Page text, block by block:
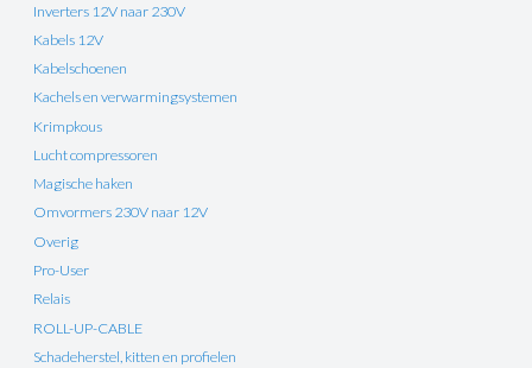
Inverters 12V naar 230V
Kabels 12V
Kabelschoenen
Kachels en verwarmingsystemen
Krimpkous
Lucht compressoren
Magische haken
Omvormers 230V naar 12V
Overig
Pro-User
Relais
ROLL-UP-CABLE
Schadeherstel, kitten en profielen